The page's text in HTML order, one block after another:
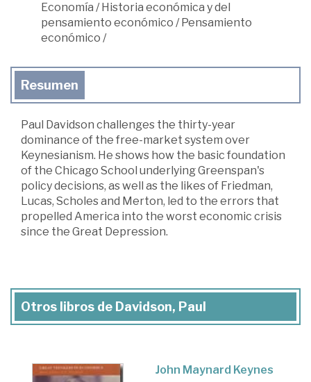
Economía /Historia económica y del
pensamiento económico /Pensamiento
económico /
Resumen
Paul Davidson challenges the thirty-year
dominance of the free-market system over
Keynesianism. He shows how the basic foundation
of the Chicago School underlying Greenspan's
policy decisions, as well as the likes of Friedman,
Lucas, Scholes and Merton, led to the errors that
propelled America into the worst economic crisis
since the Great Depression.
Otros libros de Davidson, Paul
John Maynard Keynes